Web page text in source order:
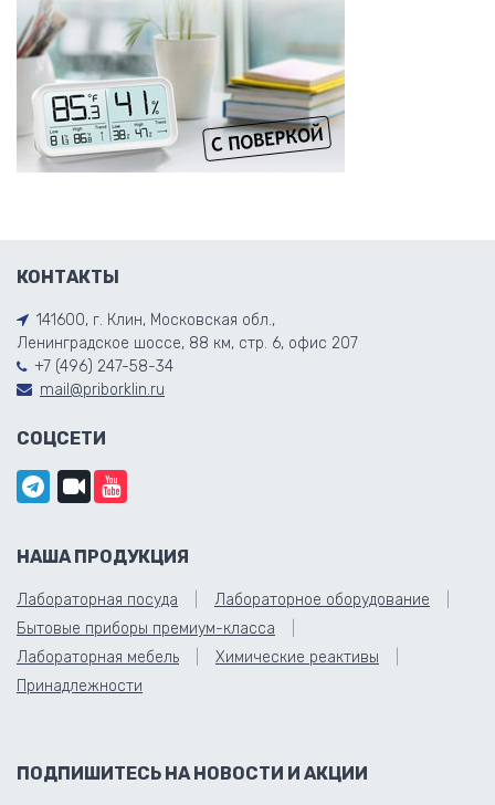
КОНТАКТЫ
141600, г. Клин, Московская обл.,
Ленинградское шоссе, 88 км, стр. 6, офис 207
+7 (496) 247-58-34
mail@priborklin.ru
СОЦСЕТИ
НАША ПРОДУКЦИЯ
Лабораторная посуда
Лабораторное оборудование
Бытовые приборы премиум-класса
Лабораторная мебель
Химические реактивы
Принадлежности
ПОДПИШИТЕСЬ НА НОВОСТИ И АКЦИИ